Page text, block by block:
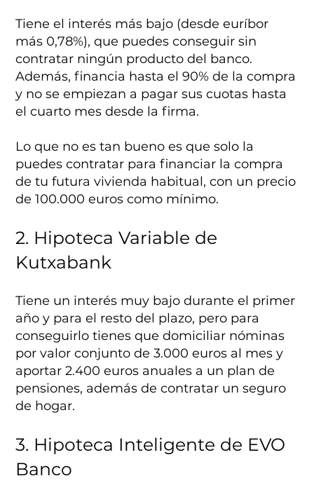
Tiene el interés más bajo (desde euríbor
más 0,78%), que puedes conseguir sin
contratar ningún producto del banco.
Además, financia hasta el 90% de la compra
y no se empiezan a pagar sus cuotas hasta
el cuarto mes desde la firma.
Lo que no es tan bueno es que solo la
puedes contratar para financiar la compra
de tu futura vivienda habitual, con un precio
de 100.000 euros como mínimo.
2. Hipoteca Variable de
Kutxabank
Tiene un interés muy bajo durante el primer
año y para el resto del plazo, pero para
conseguirlo tienes que domiciliar nóminas
por valor conjunto de 3.000 euros al mes y
aportar 2.400 euros anuales a un plan de
pensiones, además de contratar un seguro
de hogar.
3. Hipoteca Inteligente de EVO
Banco